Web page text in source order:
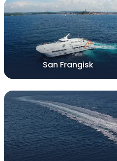
San Frangisk